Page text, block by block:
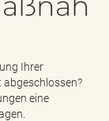
s
n
Ihrer
eine